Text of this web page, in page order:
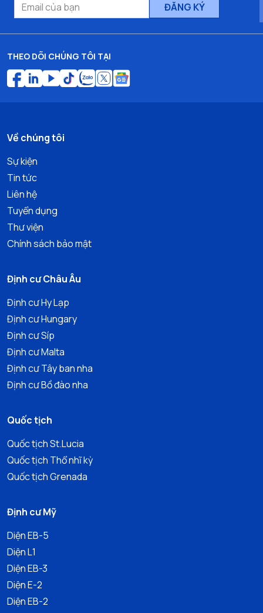
ĐĂNG KÝ
THEO DÕI CHÚNG TÔI TẠI
Về chúng tôi
Sự kiện
Tin tức
Liên hệ
Tuyển dụng
Thư viện
Chính sách bảo mật
Định cư Châu Âu
Định cư Hy Lạp
Định cư Hungary
Định cư Síp
Định cư Malta
Định cư Tây ban nha
Định cư Bồ đào nha
Quốc tịch
Quốc tịch St.Lucia
Quốc tịch Thổ nhĩ kỳ
Quốc tịch Grenada
Định cư Mỹ
Diện EB-5
Diện L1
Diện EB-3
Diện E-2
Diện EB-2